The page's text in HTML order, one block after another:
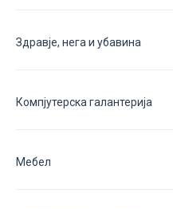
Здравје, нега и убавина
Компјутерска галантерија
Мебел